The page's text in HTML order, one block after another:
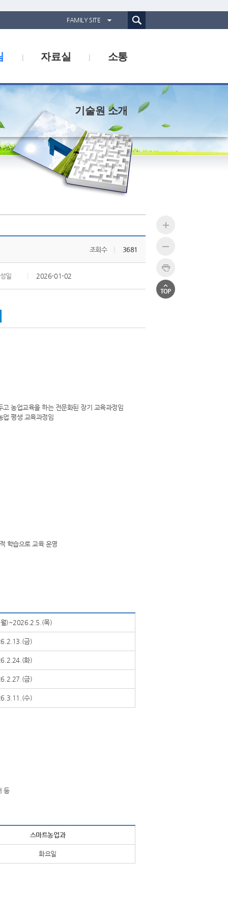
FAMILY SITE
경기도동물위생시험소
경기해양수산자원연구소
통합검색(웹)
소통
자료실
기술원 소개
조회수 3681
일 2026-01-02
농업교육을 하는 전문화된 장기 교육과정임
업 평생 교육과정임
학습으로 교육 운영
)~2026.2.5.(목)
금)
화)
금)
수)
등
스마트농업과
화요일